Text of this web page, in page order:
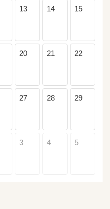
13 14 15
20 21 22
27 28 29
3 4 5